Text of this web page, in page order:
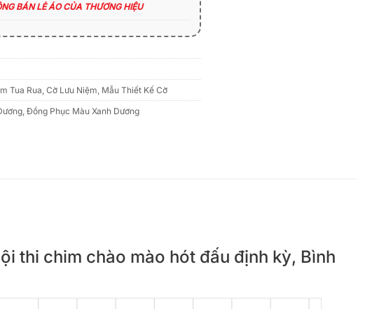
BÁN LẺ ÁO CỦA THƯƠNG HIỆU
Tua Rua, Cờ Lưu Niệm, Mẫu Thiết Kế Cờ
, Đồng Phục Màu Xanh Dương
thi chim chào mào hót đấu định kỳ, Bình